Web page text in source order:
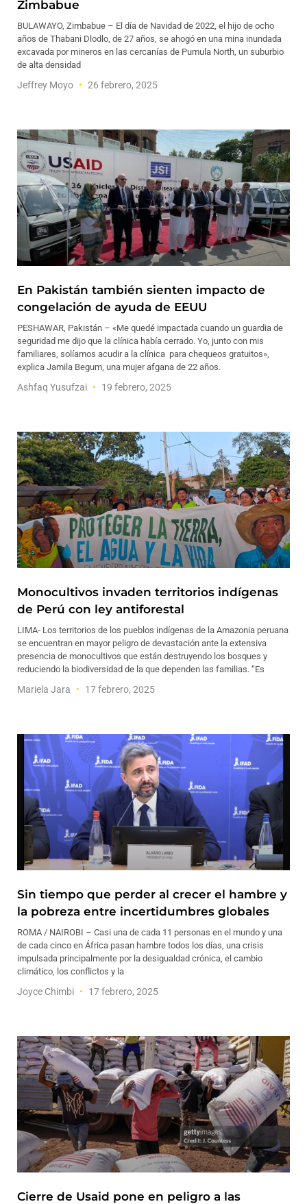
Zimbabue
BULAWAYO, Zimbabue – El día de Navidad de 2022, el hijo de ocho
años de Thabani Dlodlo, de 27 años, se ahogó en una mina inundada
excavada por mineros en las cercanías de Pumula North, un suburbio
de alta densidad
Jeffrey Moyo 26 febrero, 2025
En Pakistán también sienten impacto de
congelación de ayuda de EEUU
PESHAWAR, Pakistán – «Me quedé impactada cuando un guardia de
seguridad me dijo que la clínica había cerrado. Yo, junto con mis
familiares, solíamos acudir a la clínica para chequeos gratuitos»,
explica Jamila Begum, una mujer afgana de 22 años.
Ashfaq Yusufzai 19 febrero, 2025
Monocultivos invaden territorios indígenas
de Perú con ley antiforestal
LIMA- Los territorios de los pueblos indígenas de la Amazonia peruana
se encuentran en mayor peligro de devastación ante la extensiva
presencia de monocultivos que están destruyendo los bosques y
reduciendo la biodiversidad de la que dependen las familias. “Es
Mariela Jara 17 febrero, 2025
Sin tiempo que perder al crecer el hambre y
la pobreza entre incertidumbres globales
ROMA / NAIROBI – Casi una de cada 11 personas en el mundo y una
de cada cinco en África pasan hambre todos los días, una crisis
impulsada principalmente por la desigualdad crónica, el cambio
climático, los conflictos y la
Joyce Chimbi 17 febrero, 2025
Cierre de Usaid pone en peligro a las